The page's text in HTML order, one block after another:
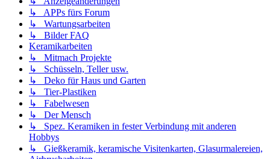
↳ APPs fürs Forum
↳ Wartungsarbeiten
↳ Bilder FAQ
Keramikarbeiten
↳ Mitmach Projekte
↳ Schüsseln, Teller usw.
↳ Deko für Haus und Garten
↳ Tier-Plastiken
↳ Fabelwesen
↳ Der Mensch
↳ Spez. Keramiken in fester Verbindung mit anderen
Hobbys
↳ Gießkeramik, keramische Visitenkarten, Glasurmalereien,